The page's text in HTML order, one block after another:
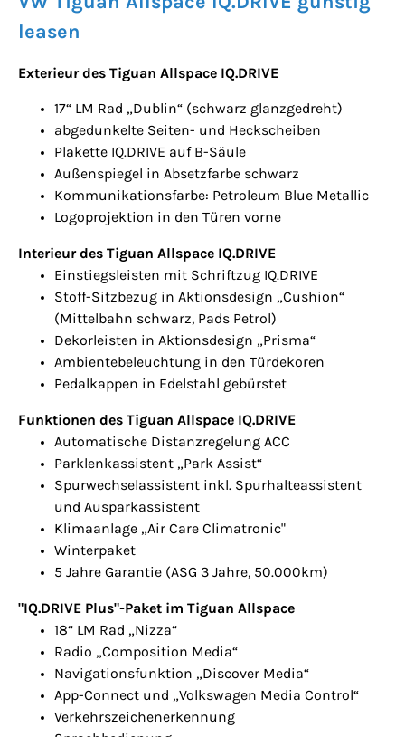
leasen
Exterieur des Tiguan Allspace IQ.DRIVE
17“ LM Rad „Dublin“ (schwarz glanzgedreht)
abgedunkelte Seiten- und Heckscheiben
Plakette IQ.DRIVE auf B-Säule
Außenspiegel in Absetzfarbe schwarz
Kommunikationsfarbe: Petroleum Blue Metallic
Logoprojektion in den Türen vorne
Interieur des Tiguan Allspace IQ.DRIVE
Einstiegsleisten mit Schriftzug IQ.DRIVE
Stoff-Sitzbezug in Aktionsdesign „Cushion“
(Mittelbahn schwarz, Pads Petrol)
Dekorleisten in Aktionsdesign „Prisma“
Ambientebeleuchtung in den Türdekoren
Pedalkappen in Edelstahl gebürstet
Funktionen des Tiguan Allspace IQ.DRIVE
Automatische Distanzregelung ACC
Parklenkassistent „Park Assist“
Spurwechselassistent inkl. Spurhalteassistent
und Ausparkassistent
Klimaanlage „Air Care Climatronic"
Winterpaket
5 Jahre Garantie (ASG 3 Jahre, 50.000km)
"IQ.DRIVE Plus"-Paket im Tiguan Allspace
18“ LM Rad „Nizza“
Radio „Composition Media“
Navigationsfunktion „Discover Media“
App-Connect und „Volkswagen Media Control“
Verkehrszeichenerkennung